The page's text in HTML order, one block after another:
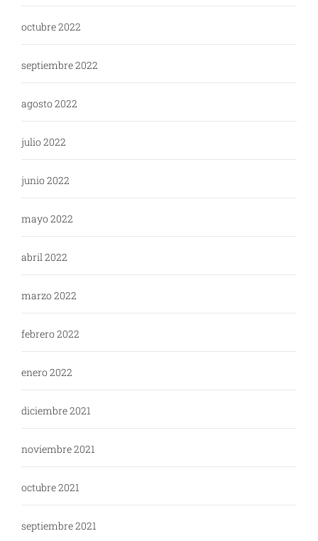
octubre 2022
septiembre 2022
agosto 2022
julio 2022
junio 2022
mayo 2022
abril 2022
marzo 2022
febrero 2022
enero 2022
diciembre 2021
noviembre 2021
octubre 2021
septiembre 2021